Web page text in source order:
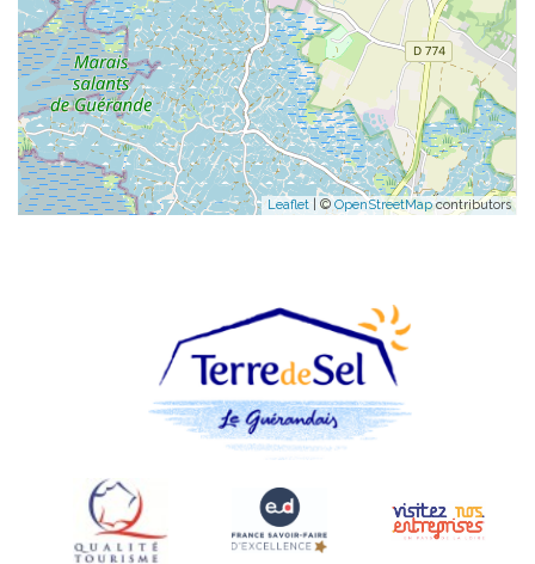
Leaflet | © OpenStreetMapcontributors